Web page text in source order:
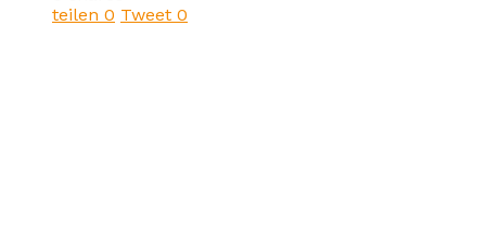
teilen 0 Tweet 0